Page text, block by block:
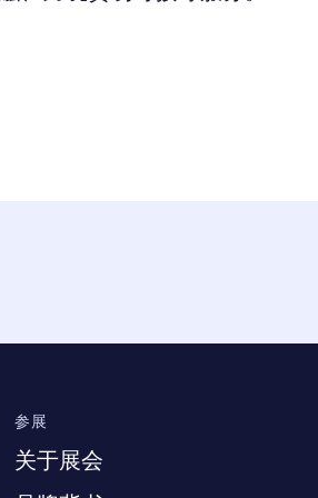
参展
关于展会